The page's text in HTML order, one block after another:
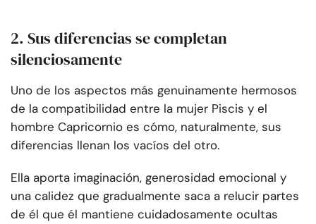
2. Sus diferencias se completan
silenciosamente
Uno de los aspectos más genuinamente hermosos
de la compatibilidad entre la mujer Piscis y el
hombre Capricornio es cómo, naturalmente, sus
diferencias llenan los vacíos del otro.
Ella aporta imaginación, generosidad emocional y
una calidez que gradualmente saca a relucir partes
de él que él mantiene cuidadosamente ocultas